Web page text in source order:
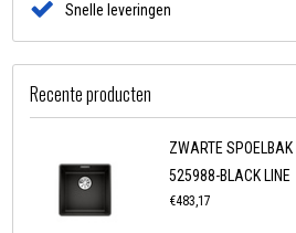
Snelle leveringen
Recente producten
ZWARTE
525988-BLACK LINE
€483,17